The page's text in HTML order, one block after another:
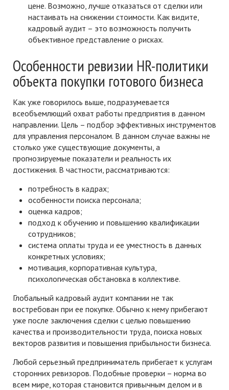
цене. Возможно, лучше отказаться от сделки или
настаивать на снижении стоимости. Как видите,
кадровый аудит – это возможность получить
объективное представление о рисках.
Особенности ревизии HR-политики
объекта покупки готового бизнеса
Как уже говорилось выше, подразумевается
всеобъемлющий охват работы предприятия в данном
направлении. Цель – подбор эффективных инструментов
для управления персоналом. В данном случае важны не
столько уже существующие документы, а
прогнозируемые показатели и реальность их
достижения. В частности, рассматриваются:
потребность в кадрах;
особенности поиска персонала;
оценка кадров;
подход к обучению и повышению квалификации
сотрудников;
система оплаты труда и ее уместность в данных
конкретных условиях;
мотивация, корпоративная культура,
психологическая обстановка в коллективе.
Глобальный кадровый аудит компании не так
востребован при ее покупке. Обычно к нему прибегают
уже после заключения сделки с целью повышению
качества и производительности труда, поиска новых
векторов развития и повышения прибыльности бизнеса.
Любой серьезный предприниматель прибегает к услугам
сторонних ревизоров. Подобные проверки – норма во
всем мире, которая становится привычным делом и в